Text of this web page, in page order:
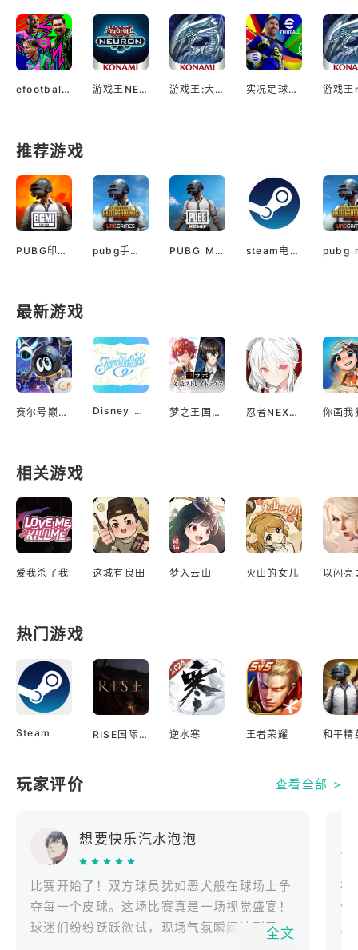
efootball国际服 游戏王NEURON 游戏王:大师决斗 实况足球2024
推荐游戏
PUBG印服手机安卓版 pubg手游越南服最新版 PUBG M(国际服绝地求生) steam电脑版下载
最新游戏
赛尔号巅峰之战 Disney Sparklink Stars 梦之王国与沉睡的100王子 忍者NEXUS 闪乱神乐 你画我
相关游戏
爱我杀了我 这城有良田 梦入云山 火山的女儿
热门游戏
Steam RISE国际服 逆水寒 王者荣耀 和平精
玩家评价 查看全部 >
想要快乐汽水泡泡
比赛开始了！双方球员犹如恶犬般在球场上争
夺每一个皮球。这场比赛真是一场视觉盛宴！
球迷们纷纷跃跃欲试，现场气氛瞬间达到了高
全文
在
俊